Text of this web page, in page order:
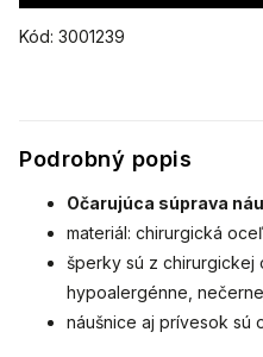
Kód: 3001239
Podrobný popis
Očarujúca súprava
materiál: chirurgická
šperky sú z chirurgickej
hypoalergénne,
náušnice aj prívesok sú